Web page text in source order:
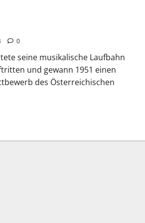
0
seine musikalische Laufbahn
und gewann 1951 einen
des Österreichischen